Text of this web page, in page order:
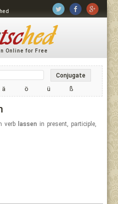
Online for Free
Conjugate
ä ö ü ß
verb lassen in present, participle,